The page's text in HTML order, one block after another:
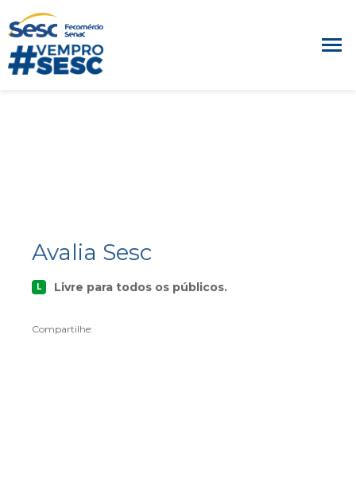
Avalia Sesc
L Livre para todos os públicos.
Compartilhe: